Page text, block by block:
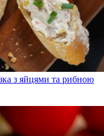
з яйцями та рибною